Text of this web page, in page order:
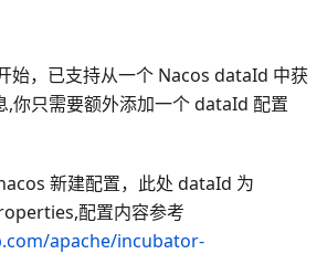
始，已支持从一个 Nacos dataId 中获
,你只需要额外添加一个 dataId 配置
新建配置，此处 dataId 为
配置内容参考
apache/incubator-